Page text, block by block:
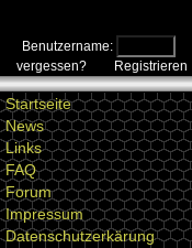
Benutzername:
vergessen?
Registrieren
Startseite
News
Links
FAQ
Forum
Impressum
Datenschutzerkärung